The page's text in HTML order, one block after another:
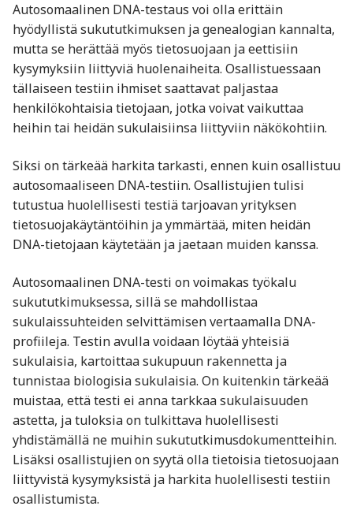
Autosomaalinen DNA-testaus voi olla erittäin
hyödyllistä sukututkimuksen ja genealogian kannalta,
mutta se herättää myös tietosuojaan ja eettisiin
kysymyksiin liittyviä huolenaiheita. Osallistuessaan
tällaiseen testiin ihmiset saattavat paljastaa
henkilökohtaisia tietojaan, jotka voivat vaikuttaa
heihin tai heidän sukulaisiinsa liittyviin näkökohtiin.
Siksi on tärkeää harkita tarkasti, ennen kuin osallistuu
autosomaaliseen DNA-testiin. Osallistujien tulisi
tutustua huolellisesti testiä tarjoavan yrityksen
tietosuojakäytäntöihin ja ymmärtää, miten heidän
DNA-tietojaan käytetään ja jaetaan muiden kanssa.
Autosomaalinen DNA-testi on voimakas työkalu
sukututkimuksessa, sillä se mahdollistaa
sukulaissuhteiden selvittämisen vertaamalla DNA-
profiileja. Testin avulla voidaan löytää yhteisiä
sukulaisia, kartoittaa sukupuun rakennetta ja
tunnistaa biologisia sukulaisia. On kuitenkin tärkeää
muistaa, että testi ei anna tarkkaa sukulaisuuden
astetta, ja tuloksia on tulkittava huolellisesti
yhdistämällä ne muihin sukututkimusdokumentteihin.
Lisäksi osallistujien on syytä olla tietoisia tietosuojaan
liittyvistä kysymyksistä ja harkita huolellisesti testiin
osallistumista.